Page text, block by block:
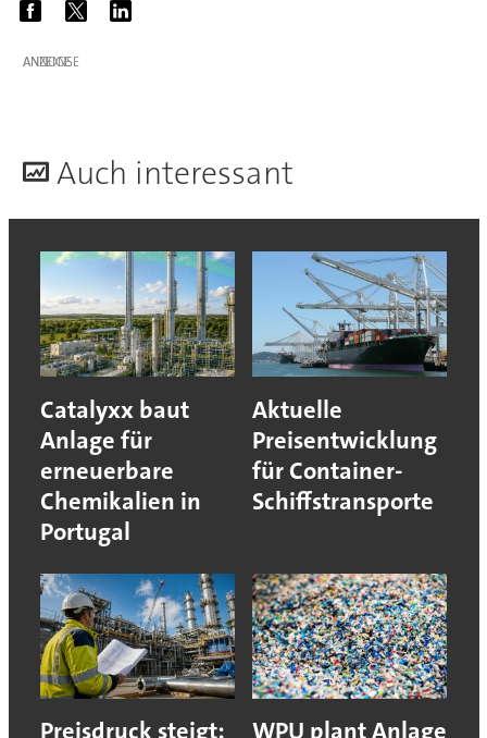
ANZEIGE
Auch interessant
Catalyxx baut
Anlage für
erneuerbare
Chemikalien in
Portugal
Aktuelle
Preisentwicklung
für Container-
Schiffstransporte
Preisdruck steigt: WPU plant Anlage